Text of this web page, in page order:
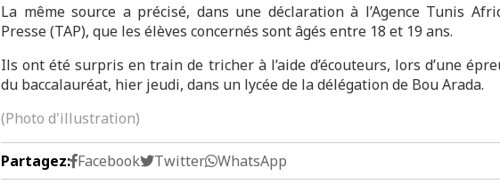
La même source a précisé, dans une déclaration à l’Agence Tunis
Presse (TAP), que les élèves concernés sont âgés entre 18 et 19 ans.
Ils ont été surpris en train de tricher à l’aide d’écouteurs, lors d’une
du baccalauréat, hier jeudi, dans un lycée de la délégation de Bou Arada.
(Photo d'illustration)
Partagez: Facebook Twitter WhatsApp